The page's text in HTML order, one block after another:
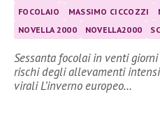
FOCOLAIO MASSIMO CICCOZZI
NOVELLA 2000
NOVELLA2000
Sessanta focolai in venti
rischi degli allevamenti
virali L’inverno europeo…